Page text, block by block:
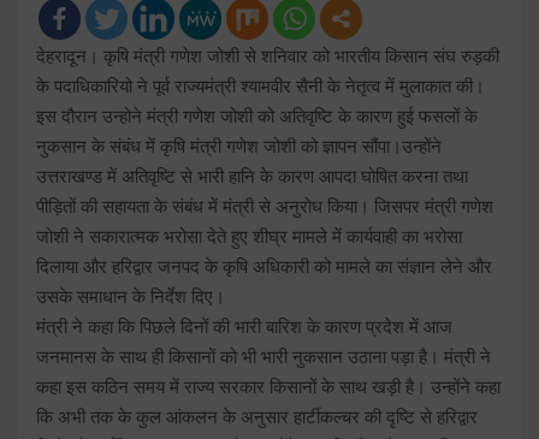
देहरादून। कृषि मंत्री गणेश जोशी से शनिवार को भारतीय किसान संघ रुड़की
के पदाधिकारियो ने पूर्व राज्यमंत्री श्यामवीर सैनी के नेतृत्व में मुलाकात की।
इस दौरान उन्होने मंत्री गणेश जोशी को अतिवृष्टि के कारण हुई फसलों के
नुकसान के संबंध में कृषि मंत्री गणेश जोशी को ज्ञापन सौंपा।उन्होंने
उत्तराखण्ड में अतिवृष्टि से भारी हानि के कारण आपदा घोषित करना तथा
पीड़ितों की सहायता के संबंध में मंत्री से अनुरोध किया। जिसपर मंत्री गणेश
जोशी ने सकारात्मक भरोसा देते हुए शीघ्र मामले में कार्यवाही का भरोसा
दिलाया और हरिद्वार जनपद के कृषि अधिकारी को मामले का संज्ञान लेने और
उसके समाधान के निर्देश दिए।
मंत्री ने कहा कि पिछले दिनों की भारी बारिश के कारण प्रदेश में आज
जनमानस के साथ ही किसानों को भी भारी नुकसान उठाना पड़ा है। मंत्री ने
कहा इस कठिन समय में राज्य सरकार किसानों के साथ खड़ी है। उन्होंने कहा
कि अभी तक के कुल आंकलन के अनुसार हार्टीकल्चर की दृष्टि से हरिद्वार